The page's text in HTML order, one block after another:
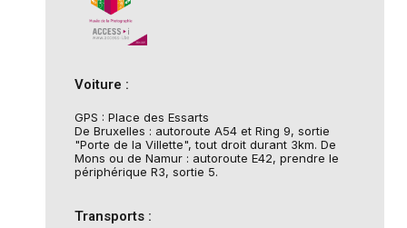
Voiture :
GPS : Place des Essarts
De Bruxelles : autoroute A54 et Ring 9, sortie
"Porte de la Villette", tout droit durant 3km. De
Mons ou de Namur : autoroute E42, prendre le
périphérique R3, sortie 5.
Transports :